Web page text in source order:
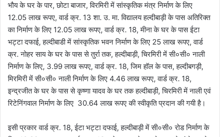
भौय के घर के पार, छोटा बाजार, विरमिरी में सांस्कृतिक मंत्र निर्माण के लिए
12.05 लाख रूपए, वार्ड क्र. 13 शा. उ. मा. विद्यालय हल्दीबाड़ी के पास अतिरिक्त
का निर्माण के लिए 12.05 लाख रूपए, वार्ड क्र. 18, मीना के घर के पास ईटा
भट्टा दफाई, हल्दीबाडी में सांस्कृतिक भवन निर्माण के लिए 25 लाख रूपए, वार्ड
क्र. नोहर साय के घर के पास से तुर्रा तक, हल्दीबाड़ी, चिरमिरी में सी०सी० नाली
निर्माण के लिए, 3.99 लाख रूपए, वार्ड क्र. 18, जिम हॉल के पास, हल्दीबगड़ी,
मिरमिरी में सी०सी० नाली निर्माण के लिए 4.46 लाख रूपए, वार्ड क्र. 18,
इन्द्रजीत के घर के पास से कृष्णा यादव के घर तक हल्दीबाड़ी, चिरमिरी में नाली एवं
रिटेनिंगवाल निर्माण के लिए 30.64 लाख रूपए की स्वीकृति प्रदान की गयी है।
इसी प्रकार वार्ड क्र. 18, ईटा भट्टा दफाई, हल्दीबाड़ी में सी०सी० रोड निर्माण के